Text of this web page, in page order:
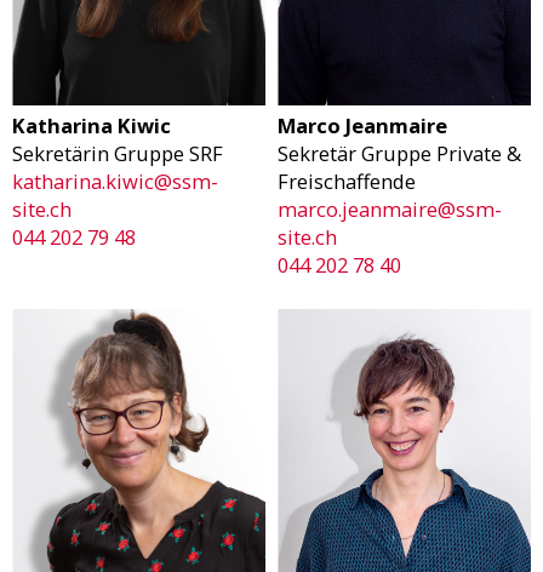
Katharina Kiwic
Sekretärin Gruppe SRF
katharina.kiwic@ssm-
site.ch
044 202 79 48
Marco Jeanmaire
Sekretär Gruppe Private &
Freischaffende
marco.jeanmaire@ssm-
site.ch
044 202 78 40